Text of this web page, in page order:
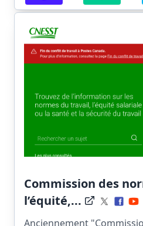
Commission des
l’équité,...
Anciennement